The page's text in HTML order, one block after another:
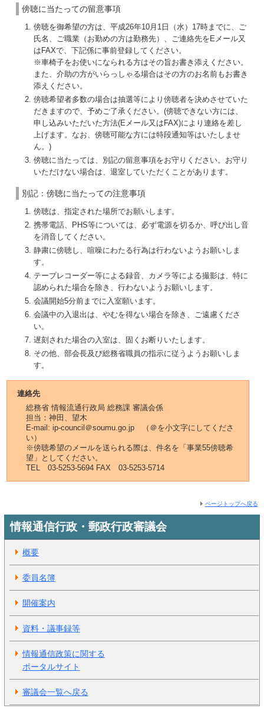
傍聴に当たっての留意事項
傍聴を御希望の方は、平成26年10月1日（水）17時までに、ご
氏名、ご職業（お勤めの方は勤務先）、ご連絡先をEメール又
はFAXで、下記係に事前登録してください。
※車椅子をお使いになられる方はその旨お書き添えください。
また、介助の方がいらっしゃる場合はその方のお名前もお書き
添えください。
傍聴希望者多数の場合は抽選等により傍聴者を決めさせていた
だきますので、予めご了承ください。(傍聴できない方には、
申し込みいただいた方法(Eメール又はFAX)により連絡を差し
上げます。なお、傍聴可能な方には特段通知等はいたしませ
ん。)
傍聴に当たっては、別記の留意事項をお守りください。お守り
いただけない場合は、退室していただくことがあります。
別記：傍聴に当たっての注意事項
傍聴は、指定された場所でお願いします。
携帯電話、PHS等については、必ず電源を切るか、呼び出し音
を消音してください。
静粛に傍聴し、喧噪にわたる行為は行わないようお願いしま
す。
テープレコーダー等による録音、カメラ等による撮影は、特に
認められた場合を除き、行わないようお願いします。
会議開始5分前までに入室願います。
会議中の入退出は、やむを得ない場合を除き、ご遠慮くださ
い。
遅刻された場合の入室は、固くお断りいたします。
その他、部会長及び総務省職員の指示に従うようお願いしま
す。
連絡先
総務省 情報流通行政局 総務課 審議会係
担当：神田、望木
E-mail: ip-council＠soumu.go.jp （＠を小文字にしてくださ
い）
※傍聴希望のメールを送られる際は、件名を「事業55傍聴希
望」としてください。
TEL 03-5253-5694 FAX 03-5253-5714
ページトップへ戻る
情報通信行政・郵政行政審議会
概要
委員名簿
開催案内
資料・議事録等
情報通信政策に関する
ポータルサイト
審議会一覧へ戻る